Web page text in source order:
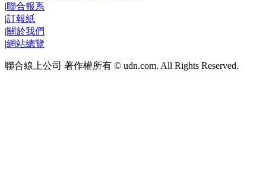
|聯合報系
|訂報紙
|關於我們
|網站總覽
聯合線上公司 著作權所有 © udn.com. All Rights Reserved.